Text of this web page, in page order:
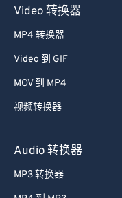
Video 转换器
MP4 转换器
Video 到 GIF
MOV 到 MP4
视频转换器
Audio 转换器
MP3 转换器